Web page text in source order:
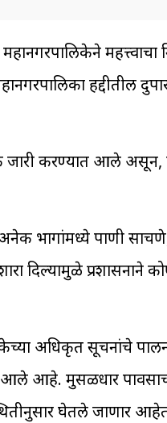
महानगरपालिकेने
हद्दीतील
करण्यात आले असून,
भागांमध्ये पाणी साचणे,
दिल्यामुळे प्रशासनाने
अधिकृत सूचनांचे
आहे. मुसळधार पावसाच्या
घेतले जाणार